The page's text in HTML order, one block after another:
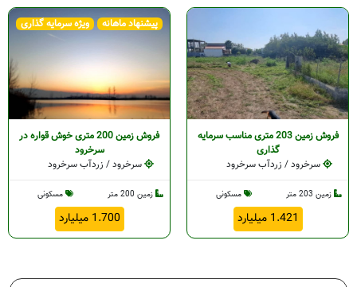
فروش زمین 203 متری مناسب سرمایه
گذاری
سرخرود / زردآب سرخرود
زمین 203 متر مسکونی
1.421 میلیارد
پیشنهاد ماهانه ویژه سرمایه گذاری
فروش زمین 200 متری خوش قواره در
سرخرود
سرخرود / زردآب سرخرود
زمین 200 متر مسکونی
1.700 میلیارد